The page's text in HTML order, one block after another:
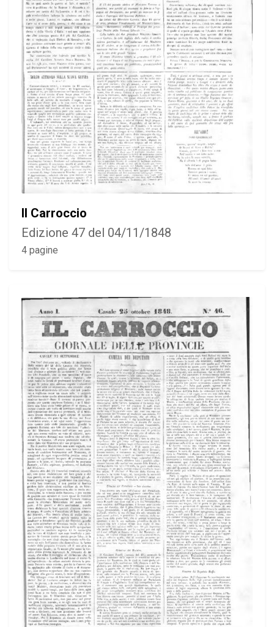
Il Carroccio
Edizione 47 del 04/11/1848
4 pagine